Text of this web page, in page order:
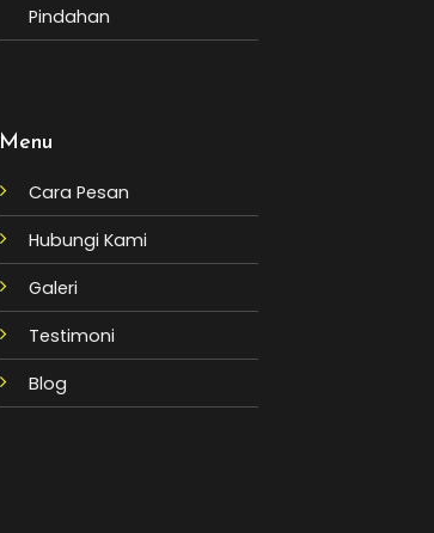
Pindahan
Menu
Cara Pesan
Hubungi Kami
Galeri
Testimoni
Blog